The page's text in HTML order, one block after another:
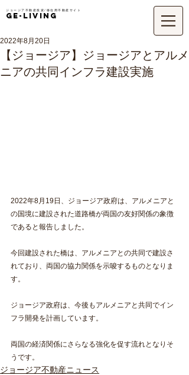
ジョージア不動産投資/移住用不動産サイト
GE-LIVING
【ジョージア】ジョージアとアルメ
ニアの共同インフラ建設実施
2022年8月20日
2022年8月19日、ジョージア政府は、アルメニアと
の国境に建設された道路橋が両国の友好関係の象徴
であると報告しました。
今回建設された橋は、アルメニアとの共同で建設さ
れており、両国の協力関係を示唆するものとなりま
す。
ジョージア政府は、今後もアルメニアと共同でイン
フラ開発を計画しています。
両国の経済関係にさらなる強化を促す流れとなりそ
うです。
ジョージア不動産ニュース